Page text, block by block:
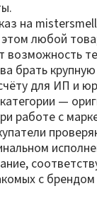
на
любой
возможность
брать
для ИП и
—
работе с
с